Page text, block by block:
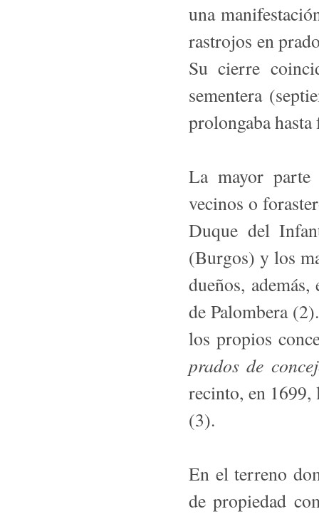
una
rastrojos en
Su cierre
sementera
prolongaba
La mayor parte
vecinos o
Duque del
(Burgos) y los
dueños,
de Palombera
los propios
prados de
recinto, en 1699,
(3).
En el terreno
de propiedad